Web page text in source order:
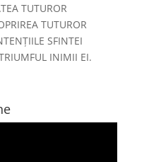
TUTUROR
TUTUROR
SFINTEI
INIMII EI.